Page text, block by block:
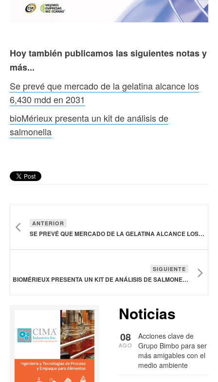
Hoy también publicamos las siguientes notas y
más...
Se prevé que mercado de la gelatina alcance los
6,430 mdd en 2031
bioMérieux presenta un kit de análisis de
salmonella
ANTERIOR
SE PREVÉ QUE MERCADO DE LA GELATINA ALCANCE LOS 6,430 MDD EN 2031
SIGUIENTE
BIOMÉRIEUX PRESENTA UN KIT DE ANÁLISIS DE SALMONELLA
Noticias
Acciones clave de
Grupo Bimbo para ser
más amigables con el
medio ambiente
08
AGO